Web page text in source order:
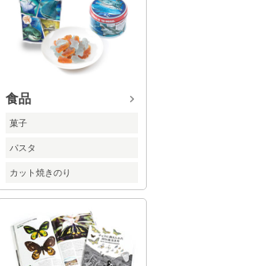
食品
菓子
パスタ
カット焼きのり